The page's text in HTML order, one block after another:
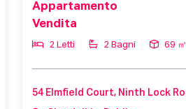
Appartamento
Vendita
2 Letti 2 Bagni 69 ㎡